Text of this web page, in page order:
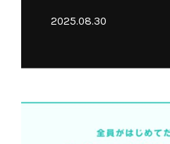
2025.08.30